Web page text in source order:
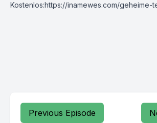
Kostenlos:https://inamewes.com/
Previous Episode